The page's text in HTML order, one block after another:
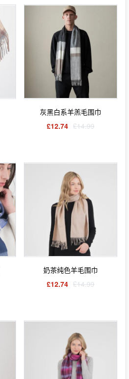
灰黑白系羊羔毛围巾
£12.74 £14.99
奶茶纯色羊毛围巾
£12.74 £14.99